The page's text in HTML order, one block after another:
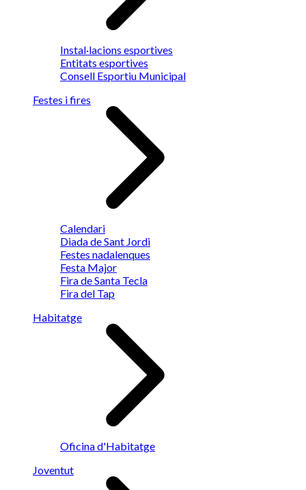
Instal·lacions esportives
Entitats esportives
Consell Esportiu Municipal
Festes i fires
Calendari
Diada de Sant Jordi
Festes nadalenques
Festa Major
Fira de Santa Tecla
Fira del Tap
Habitatge
Oficina d'Habitatge
Joventut